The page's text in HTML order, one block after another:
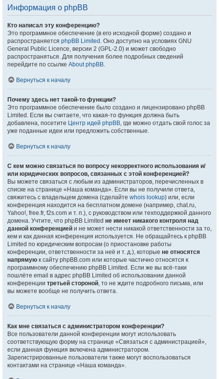
Информация о phpBB
Кто написал эту конференцию?
Это программное обеспечение (в его исходной форме) создано и
распространяется phpBB Limited . Оно доступно на условиях GNU
General Public Licence, версии 2 (GPL-2.0) и может свободно
распространяться. Для получения более подробных сведений
перейдите по ссылке About phpBB.
Вернуться к началу
Почему здесь нет такой-то функции?
Это программное обеспечение было создано и лицензировано phpBB
Limited. Если вы считаете, что какая-то функция должна быть
добавлена, посетите Центр идей phpBB, где можно отдать свой голос за
уже поданные идеи или предложить собственные.
Вернуться к началу
С кем можно связаться по вопросу некорректного использования и/
или юридических вопросов, связанных с этой конференцией?
Вы можете связаться с любым из администраторов, перечисленных в
списке на странице «Наша команда». Если вы не получили ответа,
свяжитесь с владельцем домена (сделайте whois lookup) или, если
конференция находится на бесплатном домене (например, chat.ru,
Yahoo!, free.fr, f2s.com и т. п.), с руководством или техподдержкой данного
домена. Учтите, что phpBB Limited не имеет никакого контроля над
данной конференцией и не может нести никакой ответственности за то,
кем и как данная конференция используется. Не обращайтесь к phpBB
Limited по юридическим вопросам (о приостановке работы
конференции, ответственности за неё и т. д.), которые не относятся
напрямую к сайту phpBB.com или которые частично относятся к
программному обеспечению phpBB Limited. Если же вы всё-таки
пошлёте email в адрес phpBB Limited об использовании данной
конференции третьей стороной, то не ждите подробного письма, или
вы можете вообще не получить ответа.
Вернуться к началу
Как мне связаться с администратором конференции?
Все пользователи данной конференции могут использовать
соответствующую форму на странице «Связаться с администрацией»,
если данная функция включена администратором.
Зарегистрированные пользователи также могут воспользоваться
контактами на странице «Наша команда».